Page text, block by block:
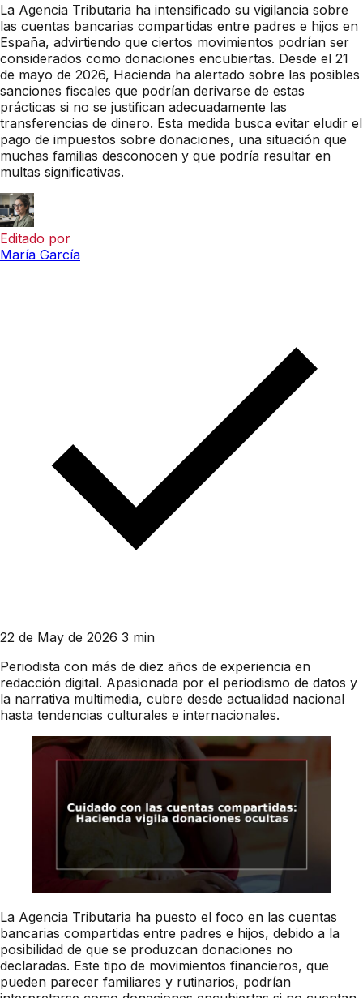
La Agencia Tributaria ha intensificado su vigilancia sobre
las cuentas bancarias compartidas entre padres e hijos en
España, advirtiendo que ciertos movimientos podrían ser
considerados como donaciones encubiertas. Desde el 21
de mayo de 2026, Hacienda ha alertado sobre las posibles
sanciones fiscales que podrían derivarse de estas
prácticas si no se justifican adecuadamente las
transferencias de dinero. Esta medida busca evitar eludir el
pago de impuestos sobre donaciones, una situación que
muchas familias desconocen y que podría resultar en
multas significativas.
Editado por
María García
22 de May de 2026 3 min
Periodista con más de diez años de experiencia en
redacción digital. Apasionada por el periodismo de datos y
la narrativa multimedia, cubre desde actualidad nacional
hasta tendencias culturales e internacionales.
La Agencia Tributaria ha puesto el foco en las cuentas
bancarias compartidas entre padres e hijos, debido a la
posibilidad de que se produzcan donaciones no
declaradas. Este tipo de movimientos financieros, que
pueden parecer familiares y rutinarios, podrían